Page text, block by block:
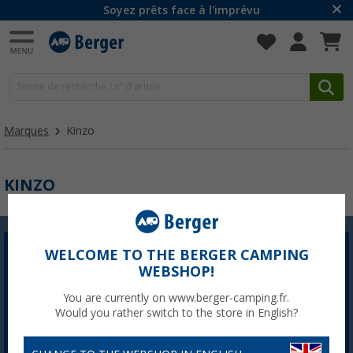
Soyez prêts face à l'imprévu
Marques Kinzo
KINZO
Newsletter Berger
L'inscription à la newsletter n'est actuellement pas
disponible. Nous corrigerons le problème dès que
possible.
WELCOME TO THE BERGER CAMPING
WEBSHOP!
You are currently on www.berger-camping.fr.
Would you rather switch to the store in English?